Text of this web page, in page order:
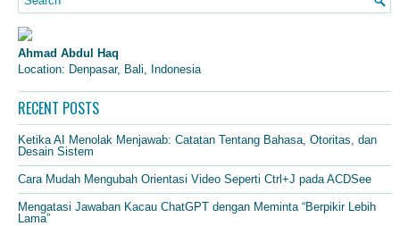
Ahmad Abdul Haq
Location: Denpasar, Bali, Indonesia
RECENT POSTS
Ketika AI Menolak Menjawab: Catatan Tentang Bahasa, Otoritas, dan
Desain Sistem
Cara Mudah Mengubah Orientasi Video Seperti Ctrl+J pada ACDSee
Mengatasi Jawaban Kacau ChatGPT dengan Meminta “Berpikir Lebih
Lama”